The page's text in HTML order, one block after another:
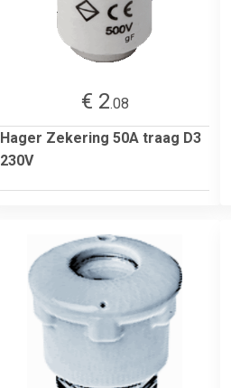
€ 2.08
Hager Zekering 50A traag D3
230V